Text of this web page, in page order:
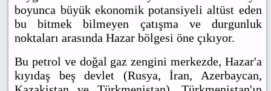
boyunca büyük ekonomik potansiyeli altüst eden
bu bitmek bilmeyen çatışma ve durgunluk
noktaları arasında Hazar bölgesi öne çıkıyor.
Bu petrol ve doğal gaz zengini merkezde, Hazar'a
kıyıdaş beş devlet (Rusya, İran, Azerbaycan,